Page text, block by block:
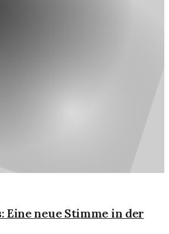
Eine neue Stimme in der